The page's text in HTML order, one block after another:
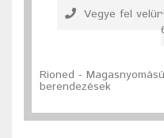
Vegye fel
Rioned -
berendezések